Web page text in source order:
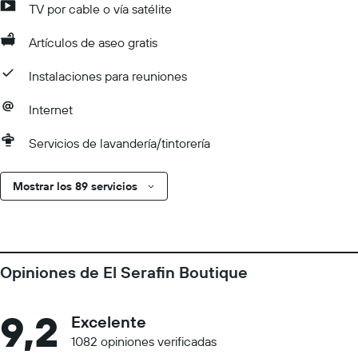
TV por cable o vía satélite
Artículos de aseo gratis
Instalaciones para reuniones
Internet
Servicios de lavandería/tintorería
Mostrar los 89 servicios
Opiniones de El Serafin Boutique
9,2 Excelente
1082 opiniones verificadas